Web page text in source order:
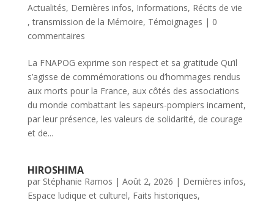
Actualités, Dernières infos, Informations, Récits de vie
, transmission de la Mémoire, Témoignages | 0
commentaires
La FNAPOG exprime son respect et sa gratitude Qu’il
s’agisse de commémorations ou d’hommages rendus
aux morts pour la France, aux côtés des associations
du monde combattant les sapeurs-pompiers incarnent,
par leur présence, les valeurs de solidarité, de courage
et de...
HIROSHIMA
par Stéphanie Ramos | Août 2, 2026 | Dernières infos,
Espace ludique et culturel, Faits historiques,